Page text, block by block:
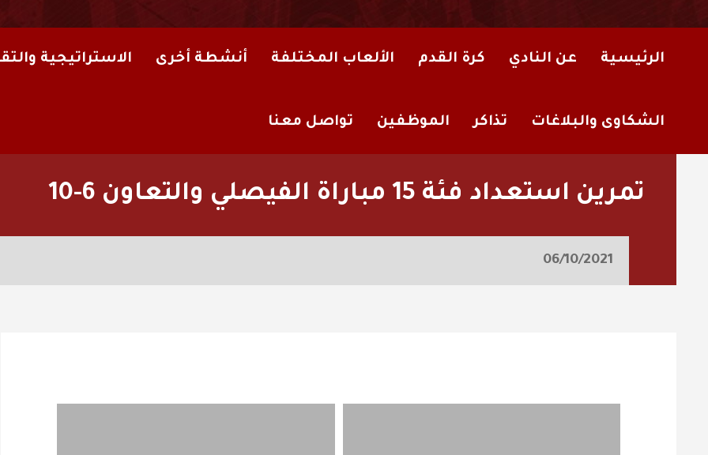
الرئيسية عن النادي كرة القدم الألعاب المختلفة أنشطة أخرى الاستراتيجية
الشكاوى والبلاغات تذاكر الموظفين تواصل معنا
تمرين استعداد فئة 15 مباراة الفيصلي والتعاون 6-10
06/10/2021